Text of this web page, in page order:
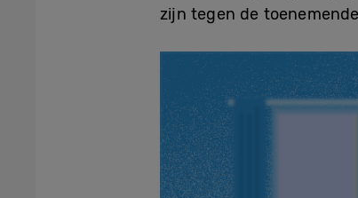
zijn tegen de